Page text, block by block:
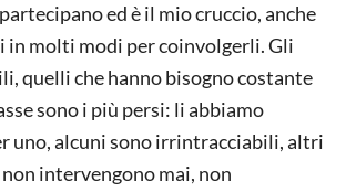
ed è il mio cruccio, anche
in molti modi per coinvolgerli. Gli
quelli che hanno bisogno costante
sono i più persi: li abbiamo
uno, alcuni sono irrintracciabili, altri
intervengono mai, non